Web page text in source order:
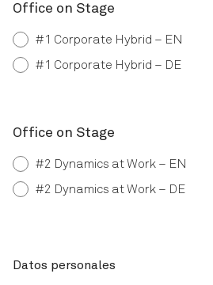
Office on Stage
#1 Corporate Hybrid – EN
#1 Corporate Hybrid – DE
Office on Stage
#2 Dynamics at Work – EN
#2 Dynamics at Work – DE
Datos personales